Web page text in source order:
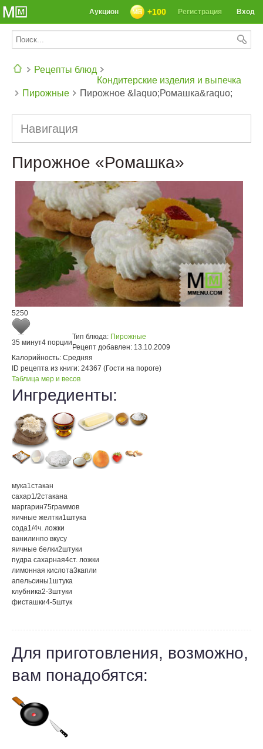
СЕГОДНЯ: 39142 РЕЦЕПТА
Вход
Регистрация
+100
Аукцион
Рецепты блюд
Кондитерские изделия и выпечка
Пирожные
Пирожное &laquo;Ромашка&raquo;
Навигация
Пирожное «Ромашка»
5250
35 минут4 порции
Тип блюда: Пирожные
Рецепт добавлен: 13.10.2009
Калорийность: Средняя
ID рецепта из книги: 24367 (Гости на пороге)
Таблица мер и весов
Ингредиенты:
мука1стакан
сахар1/2стакана
маргарин75граммов
яичные желтки1штука
сода1/4ч. ложки
ванилинпо вкусу
яичные белки2штуки
пудра сахарная4ст. ложки
лимонная кислота3капли
апельсины1штука
клубника2-3штуки
фисташки4-5штук
Для приготовления, возможно,
вам понадобятся: